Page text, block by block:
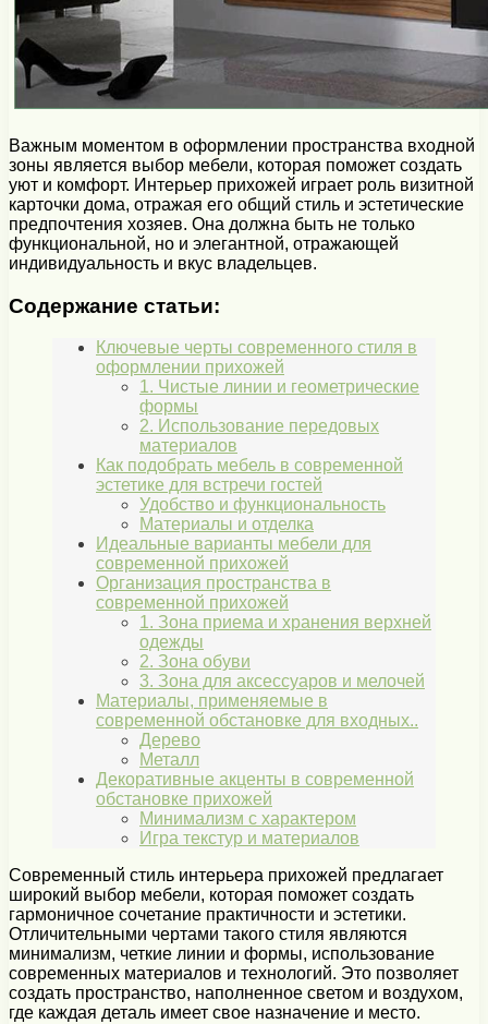
Важным моментом в оформлении пространства входной
зоны является выбор мебели, которая поможет создать
уют и комфорт. Интерьер прихожей играет роль визитной
карточки дома, отражая его общий стиль и эстетические
предпочтения хозяев. Она должна быть не только
функциональной, но и элегантной, отражающей
индивидуальность и вкус владельцев.
Содержание статьи:
Ключевые черты современного стиля в
оформлении прихожей
1. Чистые линии и геометрические
формы
2. Использование передовых
материалов
Как подобрать мебель в современной
эстетике для встречи гостей
Удобство и функциональность
Материалы и отделка
Идеальные варианты мебели для
современной прихожей
Организация пространства в
современной прихожей
1. Зона приема и хранения верхней
одежды
2. Зона обуви
3. Зона для аксессуаров и мелочей
Материалы, применяемые в
современной обстановке для входных..
Дерево
Металл
Декоративные акценты в современной
обстановке прихожей
Минимализм с характером
Игра текстур и материалов
Современный стиль интерьера прихожей предлагает
широкий выбор мебели, которая поможет создать
гармоничное сочетание практичности и эстетики.
Отличительными чертами такого стиля являются
минимализм, четкие линии и формы, использование
современных материалов и технологий. Это позволяет
создать пространство, наполненное светом и воздухом,
где каждая деталь имеет свое назначение и место.